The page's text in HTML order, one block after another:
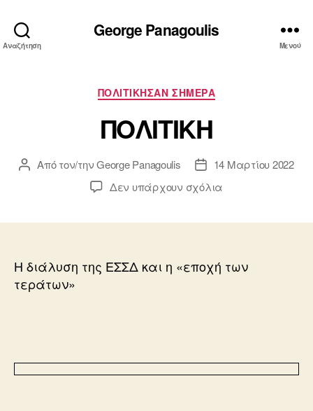
Αναζήτηση
George Panagoulis
Μενού
Κατηγορίες
ΠΟΛΙΤΙΚΗΣΑΝ ΣΗΜΕΡΑ
ΠΟΛΙΤΙΚΗ
Συντάκτης
Από τον/τηνGeorge Panagoulis
Ημ.
δημοσίευσης
14 Μαρτίου 2022
Δεν υπάρχουν σχόλια
Η διάλυση της ΕΣΣΔ και η «εποχή των
τεράτων»